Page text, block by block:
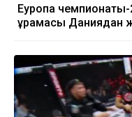
Еуропа чемпионаты-
құрамасы Даниядан